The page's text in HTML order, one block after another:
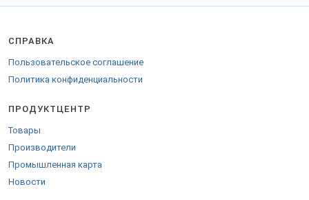
СПРАВКА
Пользовательское соглашение
Политика конфиденциальности
ПРОДУКТЦЕНТР
Товары
Производители
Промышленная карта
Новости